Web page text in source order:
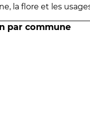
la flore et les
par commune